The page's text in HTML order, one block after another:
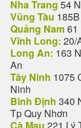
Nha Trang 54
Vũng Tàu
Quảng Nam61
Vĩnh Long: 20/
Long An: 163
An
Tây Ninh 1075
Ninh
Bình Định 340
Tp Quy Nhơn